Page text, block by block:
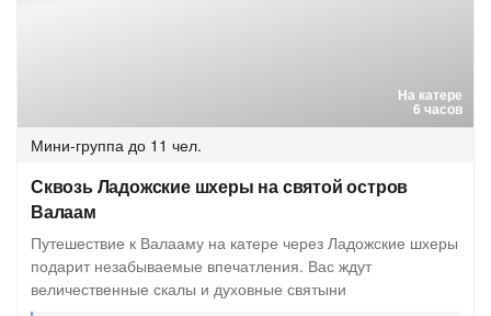
На катере
6 часов
Мини-группа до 11 чел.
Сквозь Ладожские шхеры на святой остров
Валаам
Путешествие к Валааму на катере через Ладожские шхеры
подарит незабываемые впечатления. Вас ждут
величественные скалы и духовные святыни